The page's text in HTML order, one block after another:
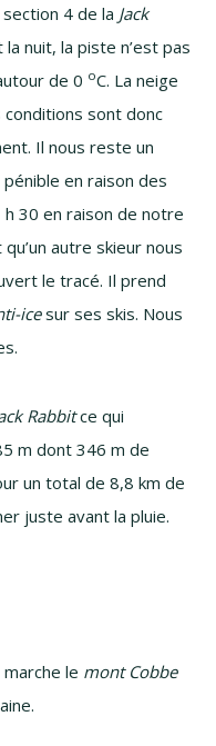
4 de la Jack
nuit, la piste n’est pas
de 0 oC. La neige
sont donc
Il nous reste un
en raison des
30 en raison de notre
autre skieur nous
le tracé. Il prend
icesur ses skis. Nous
Rabbitce qui
m dont 346 m de
un total de 8,8 km de
juste avant la pluie.
le mont Cobbe